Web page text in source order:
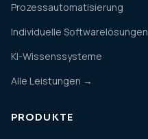
Prozessautomatisierung
Individuelle Softwarelösungen
KI-Wissenssysteme
Alle Leistungen →
PRODUKTE